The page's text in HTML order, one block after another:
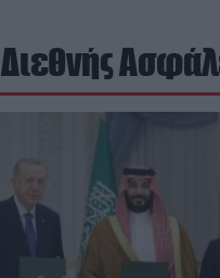
Διεθνής